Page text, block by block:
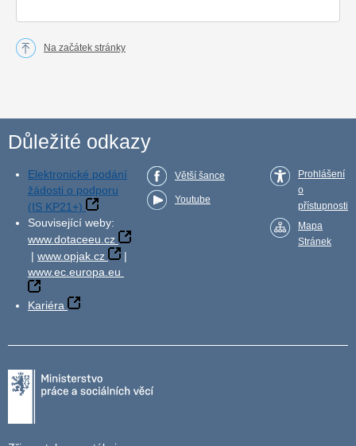
Na začátek stránky
Důležité odkazy
Elektronické podání
žádosti o podporu
(IS KP21+)
Související weby:
www.dotaceeu.cz
| www.opjak.cz
|
www.ec.europa.eu
Kariéra
Větší šance
Youtube
Prohlášení
o
přístupnosti
Mapa
Stránek